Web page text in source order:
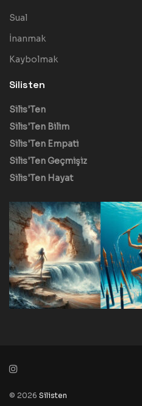
Sual
İnanmak
Kaybolmak
Silisten
Silis'Ten
Silis'Ten Bilim
Silis'Ten Empati
Silis'Ten Geçmişiz
Silis'Ten Hayat
© 2026 Silisten